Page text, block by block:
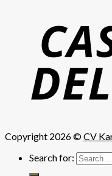
Copyright 2026 ©CV
Search for: